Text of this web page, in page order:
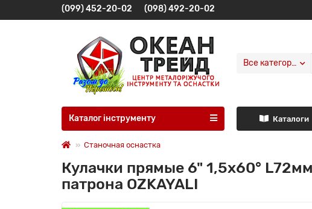
(099) 452-20-02 (098) 492-20-02
Все категории
Каталог інструменту Каталоги
Станочная оснастка
Кулачки прямые 6" 1,5x60°
патрона OZKAYALI